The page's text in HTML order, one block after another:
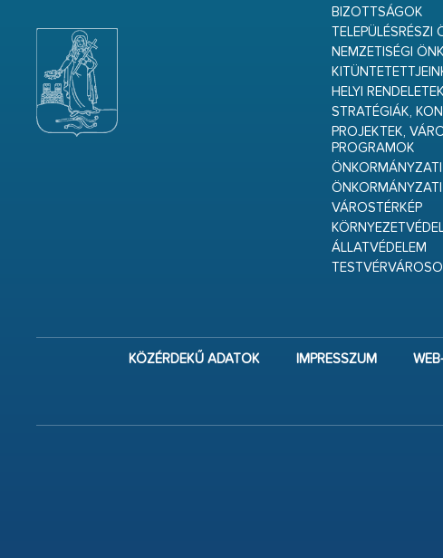
BIZOTTSÁGOK
NEMZETISÉGI
HELYI RENDELETEK
STRATÉGIÁK,
PROJEKTEK,
PROGRAMOK
ÖNKORMÁNYZATI
VÁROSTÉRKÉP
ÁLLATVÉDELEM
KÖZÉRDEKŰ ADATOK IMPRESSZUM